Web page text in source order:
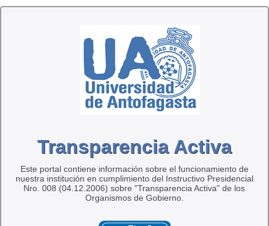
Transparencia Activa
Este portal contiene información sobre el funcionamiento de
nuestra institución en cumplimiento del Instructivo Presidencial
Nro. 008 (04.12.2006) sobre "Transparencia Activa" de los
Organismos de Gobierno.